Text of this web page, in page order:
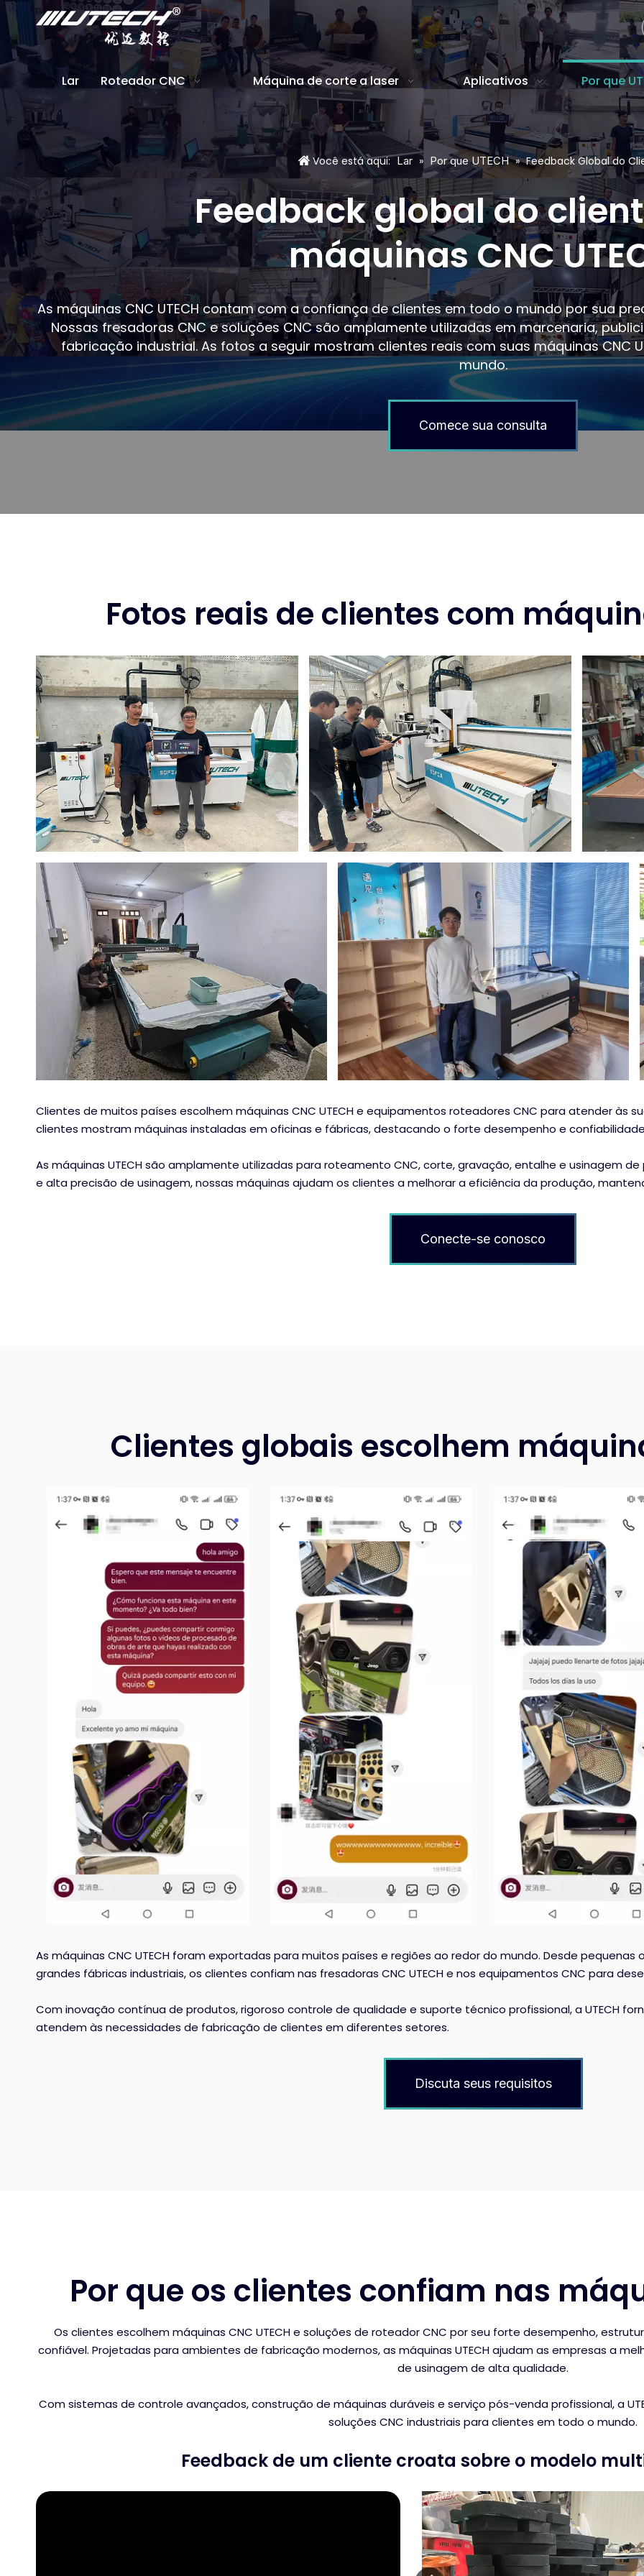
Lar Roteador CNC Máquina de corte a laser Aplicativos Por que
Você está aqui: Lar » Por que UTECH » Feedback Global do
Feedback global do
máquinas CNC
As máquinas CNC UTECH contam com a confiança de clientes em todo o mundo por sua
Nossas fresadoras CNC e soluções CNC são amplamente utilizadas em marcenaria,
fabricação industrial. As fotos a seguir mostram clientes reais com suas máquinas CNC
mundo.
Comece sua consulta
Fotos reais de clientes com
Clientes de muitos países escolhem máquinas CNC UTECH e equipamentos roteadores CNC para atender às
clientes mostram máquinas instaladas em oficinas e fábricas, destacando o forte desempenho e confiabilidade
As máquinas UTECH são amplamente utilizadas para roteamento CNC, corte, gravação, entalhe e usinagem
e alta precisão de usinagem, nossas máquinas ajudam os clientes a melhorar a eficiência da produção,
Conecte-se conosco
Clientes globais escolhem
As máquinas CNC UTECH foram exportadas para muitos países e regiões ao redor do mundo. Desde
grandes fábricas industriais, os clientes confiam nas fresadoras CNC UTECH e nos equipamentos CNC para
Com inovação contínua de produtos, rigoroso controle de qualidade e suporte técnico profissional, a UTECH
atendem às necessidades de fabricação de clientes em diferentes setores.
Discuta seus requisitos
Por que os clientes confiam nas
Os clientes escolhem máquinas CNC UTECH e soluções de roteador CNC por seu forte desempenho,
confiável. Projetadas para ambientes de fabricação modernos, as máquinas UTECH ajudam as empresas a
de usinagem de alta qualidade.
Com sistemas de controle avançados, construção de máquinas duráveis ​​e serviço pós-venda profissional, a
soluções CNC industriais para clientes em todo o mundo.
Feedback de um cliente croata sobre o modelo